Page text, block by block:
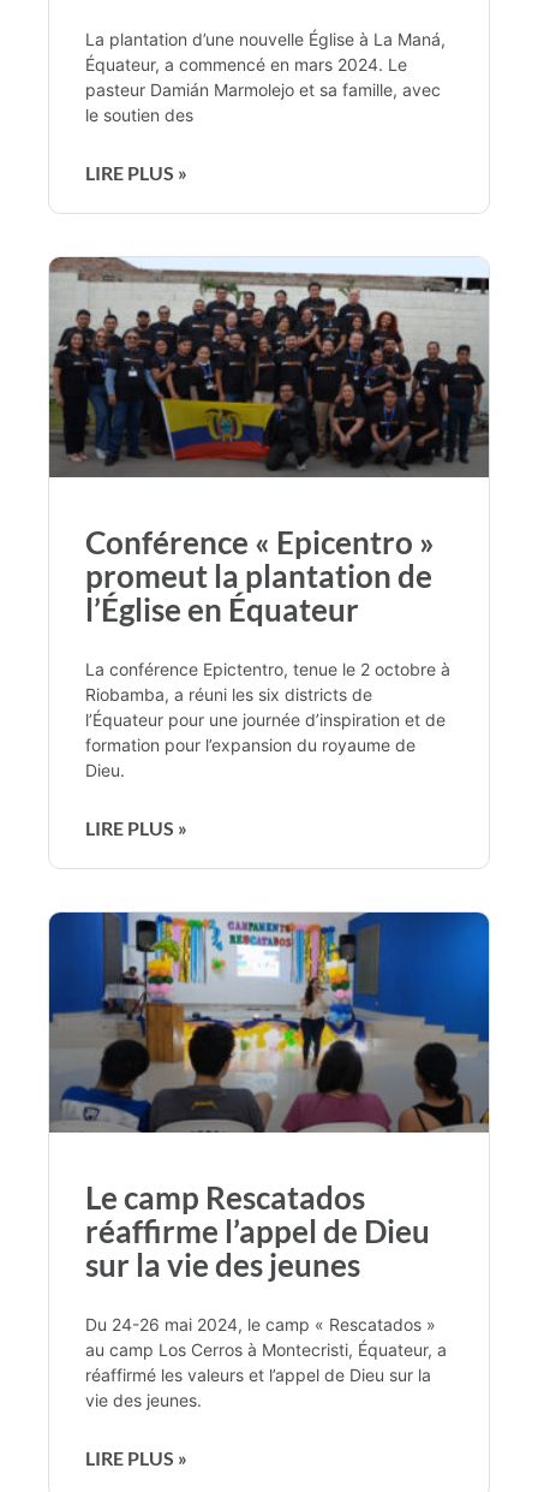
La plantation d’une nouvelle Église à La Maná,
Équateur, a commencé en mars 2024. Le
pasteur Damián Marmolejo et sa famille, avec
le soutien des
LIRE PLUS »
Conférence « Epicentro »
promeut la plantation de
l’Église en Équateur
La conférence Epictentro, tenue le 2 octobre à
Riobamba, a réuni les six districts de
l’Équateur pour une journée d’inspiration et de
formation pour l’expansion du royaume de
Dieu.
LIRE PLUS »
Le camp Rescatados
réaffirme l’appel de Dieu
sur la vie des jeunes
Du 24-26 mai 2024, le camp « Rescatados »
au camp Los Cerros à Montecristi, Équateur, a
réaffirmé les valeurs et l’appel de Dieu sur la
vie des jeunes.
LIRE PLUS »